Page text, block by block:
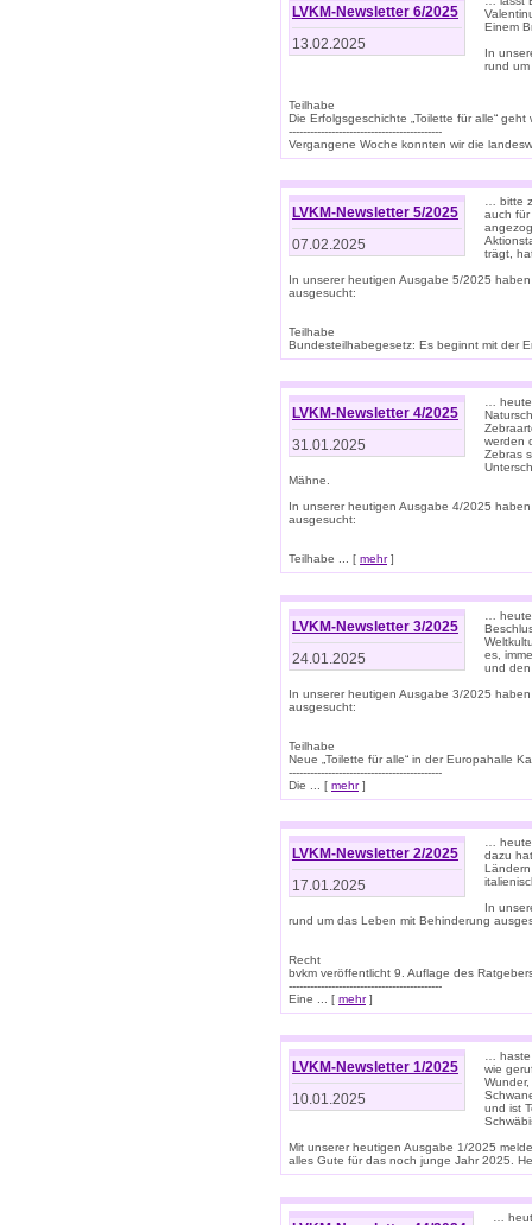
LVKM-Newsletter 6/2025
13.02.2025
Einem
In
rund
Teilhabe
Die Erfolgsgeschichte „Toilette für alle“
-------------------------------------------
Vergangene Woche konnten wir die
LVKM-Newsletter 5/2025
07.02.2025
… bitte
auch für
trägt,
In unserer heutigen Ausgabe 5/2025
ausgesucht:
Teilhabe
Bundesteilhabegesetz: Es beginnt mit der
LVKM-Newsletter 4/2025
31.01.2025
…
werden
Zebras
Mähne.
In unserer heutigen Ausgabe 4/2025
ausgesucht:
Teilhabe ... [ mehr]
LVKM-Newsletter 3/2025
24.01.2025
…
es,
und
In unserer heutigen Ausgabe 3/2025
ausgesucht:
Teilhabe
Neue „Toilette für alle“ in der Europahalle
-------------------------------------------
Die ... [ mehr]
LVKM-Newsletter 2/2025
17.01.2025
…
dazu
In
rund um das Leben mit Behinderung
Recht
bvkm veröffentlicht 9. Auflage des
-------------------------------------------
Eine ... [ mehr]
LVKM-Newsletter 1/2025
10.01.2025
…
wie
und ist
Mit unserer heutigen Ausgabe 1/2025
alles Gute für das noch junge Jahr 2025.
…